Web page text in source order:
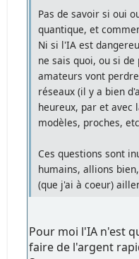
Pas de savoir si oui
quantique, et
Ni si l'IA est
ne sais quoi, ou si
amateurs vont
réseaux (il y a bien
heureux, par et avec
modèles, proches,
Ces questions sont
humains, allions
(que j'ai à coeur)
Pour moi l'IA n'est
faire de l'argent